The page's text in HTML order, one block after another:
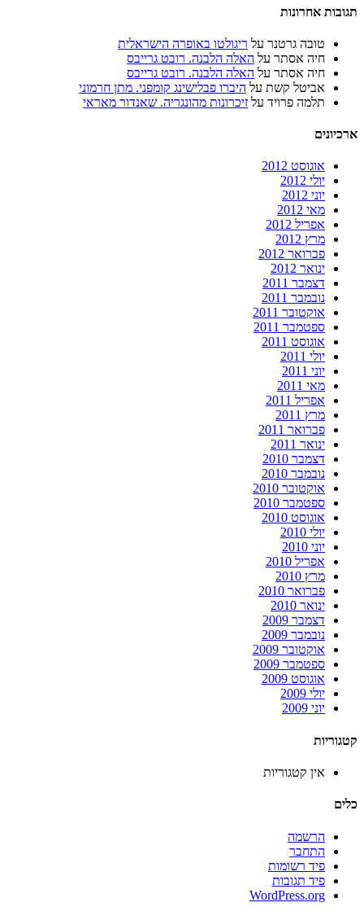
תגובות אחרונות
טובה גרטנר על ריגולטו באופרה הישראלית
חיה אסתר על האלה הלבנה. רובט גרייבס
חיה אסתר על האלה הלבנה. רובט גרייבס
אביטל קשת על היברו פבלישינג קומפני. מתן חרמוני
תלמה פרויד על זיכרונות מהונגריה. שאנדור מאראי
ארכיונים
אוגוסט 2012
יולי 2012
יוני 2012
מאי 2012
אפריל 2012
מרץ 2012
פברואר 2012
ינואר 2012
דצמבר 2011
נובמבר 2011
אוקטובר 2011
ספטמבר 2011
אוגוסט 2011
יולי 2011
יוני 2011
מאי 2011
אפריל 2011
מרץ 2011
פברואר 2011
ינואר 2011
דצמבר 2010
נובמבר 2010
אוקטובר 2010
ספטמבר 2010
אוגוסט 2010
יולי 2010
יוני 2010
אפריל 2010
מרץ 2010
פברואר 2010
ינואר 2010
דצמבר 2009
נובמבר 2009
אוקטובר 2009
ספטמבר 2009
אוגוסט 2009
יולי 2009
יוני 2009
קטגוריות
אין קטגוריות
כלים
הרשמה
התחבר
פיד רשומות
פיד תגובות
WordPress.org